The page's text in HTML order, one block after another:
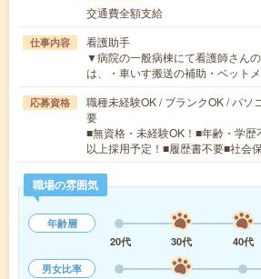
交通費全額支給
仕事内容
看護助手
▼病院の一般病棟にて看護師さん
は、・車いす搬送の補助・ベット
応募資格
職種未経験OK / ブランクOK / パソ
要
■無資格・未経験OK！■年齢・学歴
以上採用予定！■履歴書不要■社会
職場の雰囲気
年齢層
20代
30代 40代
男女比率